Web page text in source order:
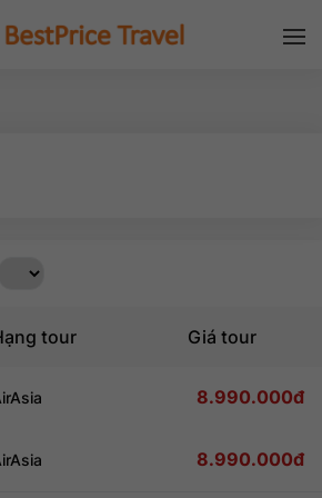
tour Giá tour
8.990.000đ
Đăng nhập để nhận chiết khấu tốt nhất!
8.990.000đ